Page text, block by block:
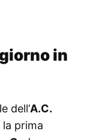
in
dell’A.C.
prima